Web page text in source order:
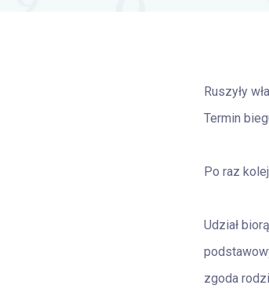
Ruszyły
Termin
Po raz
Udział
zgoda